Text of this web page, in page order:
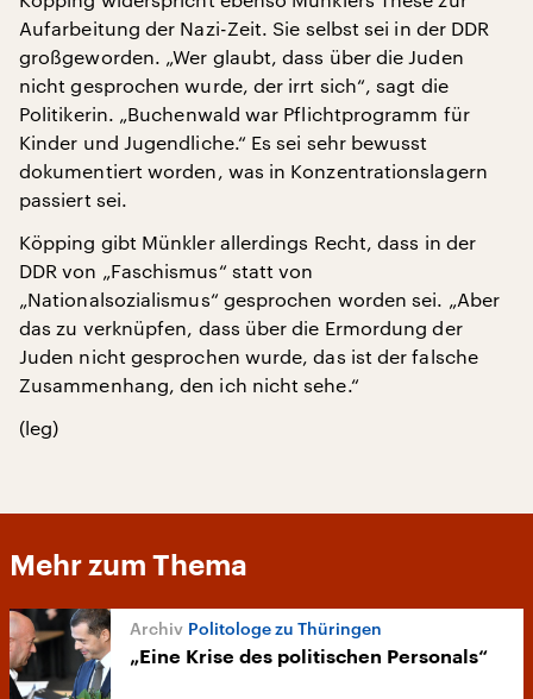
Aufarbeitung der Nazi-Zeit. Sie selbst sei in der DDR
großgeworden. „Wer glaubt, dass über die Juden
nicht gesprochen wurde, der irrt sich“, sagt die
Politikerin. „Buchenwald war Pflichtprogramm für
Kinder und Jugendliche.“ Es sei sehr bewusst
dokumentiert worden, was in Konzentrationslagern
passiert sei.
Köpping gibt Münkler allerdings Recht, dass in der
DDR von „Faschismus“ statt von
„Nationalsozialismus“ gesprochen worden sei. „Aber
das zu verknüpfen, dass über die Ermordung der
Juden nicht gesprochen wurde, das ist der falsche
Zusammenhang, den ich nicht sehe.“
(leg)
Mehr zum Thema
Politologe zu Thüringen
„Eine Krise des politischen Personals“